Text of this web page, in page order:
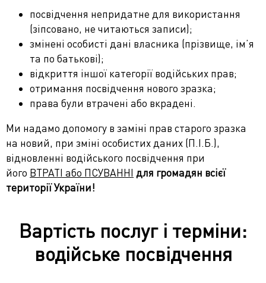
посвідчення непридатне для використання
(зіпсовано, не читаються записи);
змінені особисті дані власника (прізвище, ім’я
та по батькові);
відкриття іншої категорії водійських прав;
отримання посвідчення нового зразка;
права були втрачені або вкрадені.
Ми надамо допомогу в заміні прав старого зразка
на новий, при зміні особистих даних (П.І.Б.),
відновленні водійського посвідчення при
його ВТРАТІ або ПСУВАННІ для громадян всієї
території України!
Вартість послуг і терміни:
водійське посвідчення